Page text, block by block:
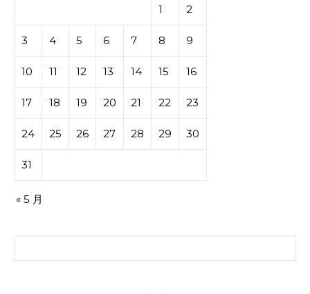
1 2
3 4 5 6 7 8 9
10 11 12 13 14 15 16
17 18 19 20 21 22 23
24 25 26 27 28 29 30
31
« 5 月